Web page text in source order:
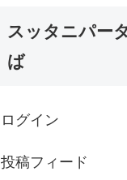
スッタニパー
ば
ログイン
投稿フィード